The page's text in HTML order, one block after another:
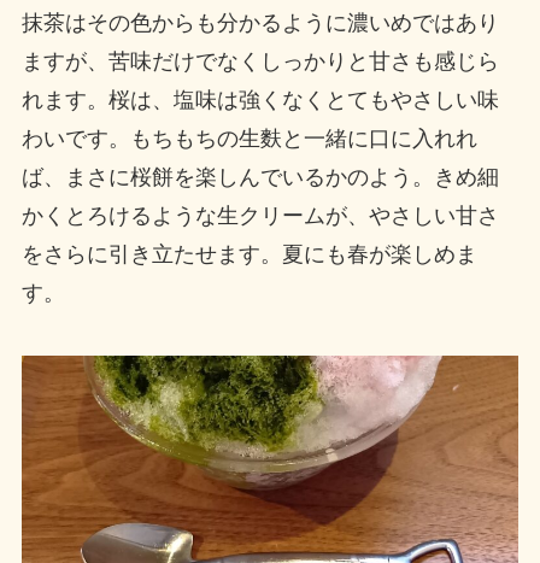
抹茶はその色からも分かるように濃いめではあり
ますが、苦味だけでなくしっかりと甘さも感じら
れます。桜は、塩味は強くなくとてもやさしい味
わいです。もちもちの生麩と一緒に口に入れれ
ば、まさに桜餅を楽しんでいるかのよう。きめ細
かくとろけるような生クリームが、やさしい甘さ
をさらに引き立たせます。夏にも春が楽しめま
す。